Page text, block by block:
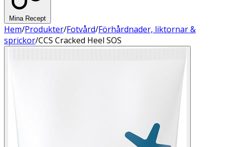
Mina Recept
Hem/Produkter/Fotvård/Förhårdnader, liktornar &
sprickor/CCS Cracked Heel SOS